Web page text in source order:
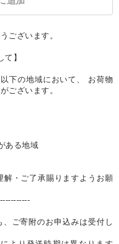
ございます。
】
下の地域において、 お荷物
ございます。
ある地域
解・ご了承賜りますようお願
ご寄附のお申込みは受付し